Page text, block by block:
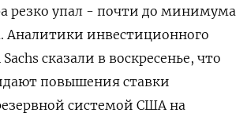
резко упал - почти до минимума
Аналитики инвестиционного
сказали в воскресенье, что
повышения ставки
системой США на